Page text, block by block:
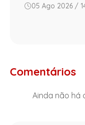
05 Ago 2026 /
Comentários
Ainda não há